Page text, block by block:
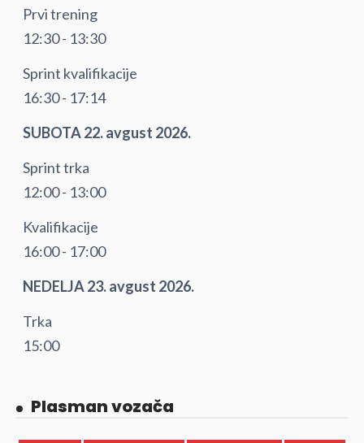
Prvi trening
12:30 - 13:30
Sprint kvalifikacije
16:30 - 17:14
SUBOTA 22. avgust 2026.
Sprint trka
12:00 - 13:00
Kvalifikacije
16:00 - 17:00
NEDELJA 23. avgust 2026.
Trka
15:00
Plasman vozača